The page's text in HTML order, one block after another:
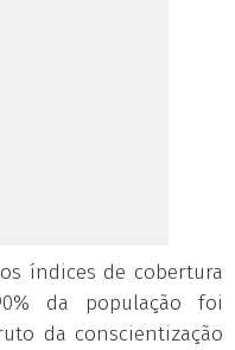
índices de cobertura
da população foi
da conscientização